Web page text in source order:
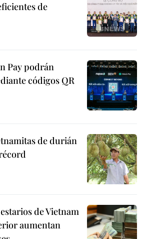
de
Pay podrán
códigos QR
de durián
de Vietnam
aumentan